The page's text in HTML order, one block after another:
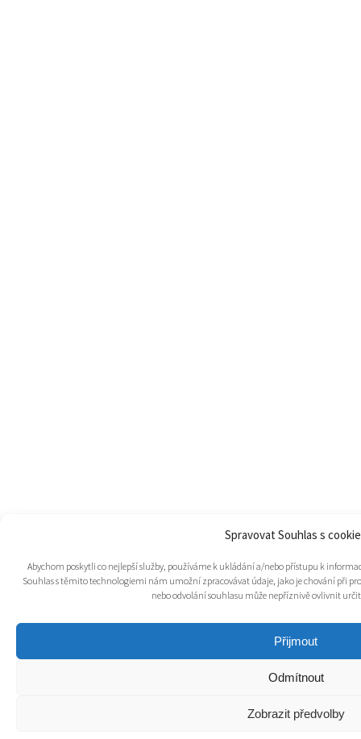
Spravovat Souhlas s
Abychom poskytli co nejlepší služby, používáme k ukládání a/nebo přístupu k
Souhlas s těmito technologiemi nám umožní zpracovávat údaje, jako je chování při
nebo odvolání souhlasu může nepříznivě ovlivnit
Přijmout
Odmítnout
Zobrazit předvolby